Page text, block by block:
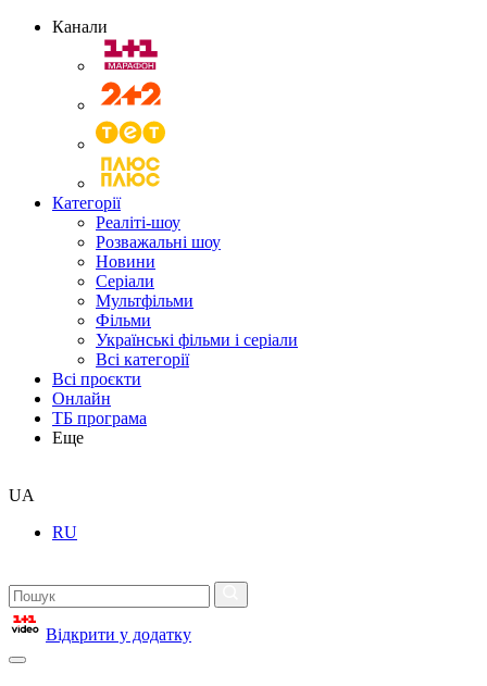
Канали
Категорії
Реаліті-шоу
Розважальні шоу
Новини
Серіали
Мультфільми
Фільми
Українські фільми і серіали
Всі категорії
Всі проєкти
Онлайн
ТБ програма
Еще
UA
RU
Відкрити у додатку